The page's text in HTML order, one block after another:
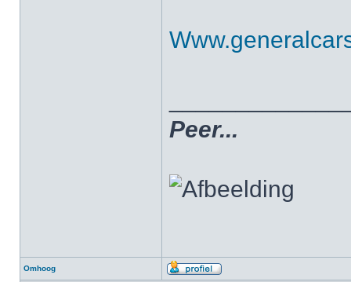
Peer...
Omhoog